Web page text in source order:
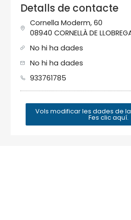
Detalls de contacte
Cornella Moderm, 60
08940 CORNELLÀ DE
No hi ha dades
No hi ha dades
933761785
Vols modificar les dades de
Fes clic aquí.